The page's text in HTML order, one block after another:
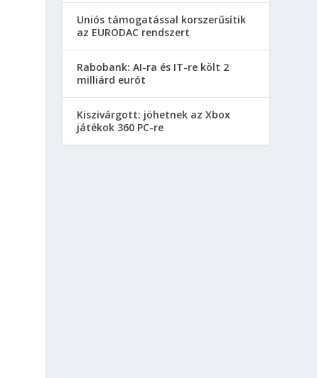
Uniós támogatással korszerűsítik
az EURODAC rendszert
Rabobank: AI-ra és IT-re költ 2
milliárd eurót
Kiszivárgott: jöhetnek az Xbox
játékok 360 PC-re